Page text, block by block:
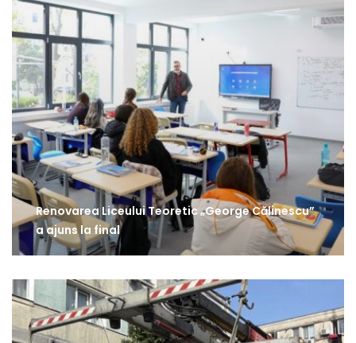
Renovarea Liceului Teoretic „George Călinescu”
a ajuns la final